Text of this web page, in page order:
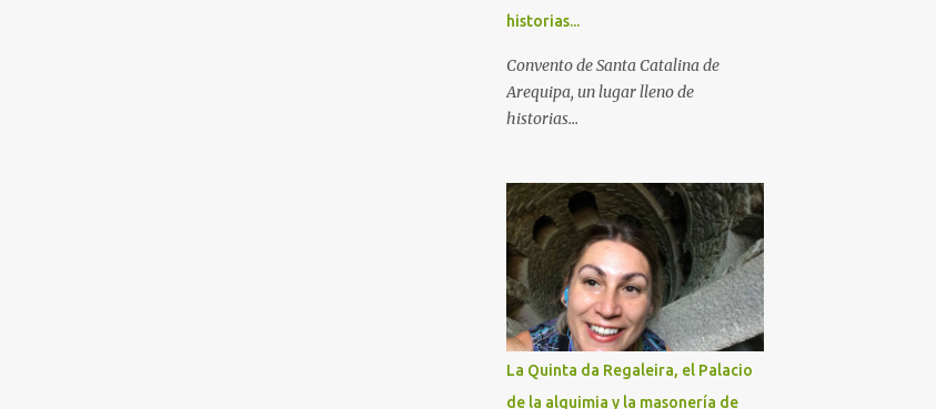
historias...
Convento de Santa Catalina de
Arequipa, un lugar lleno de
historias...
La Quinta da Regaleira, el Palacio
de la alquimia y la masonería de